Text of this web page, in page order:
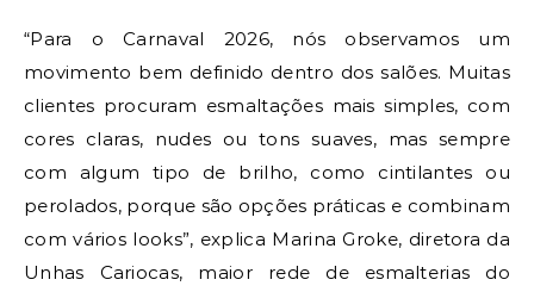
“Para o Carnaval 2026, nós observamos um
movimento bem definido dentro dos salões. Muitas
clientes procuram esmaltações mais simples, com
cores claras, nudes ou tons suaves, mas sempre
com algum tipo de brilho, como cintilantes ou
perolados, porque são opções práticas e combinam
com vários looks”, explica Marina Groke, diretora da
Unhas Cariocas, maior rede de esmalterias do